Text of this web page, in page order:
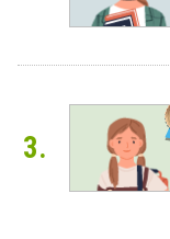
3.